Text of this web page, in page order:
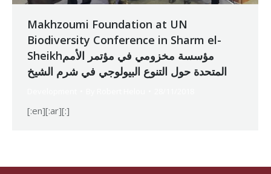
Makhzoumi Foundation at UN
Biodiversity Conference in Sharm el-
Sheikhمؤسسة مخزومي في مؤتمر الأمم
المتحدة حول التنوع البيولوجي في شرم الشيخ
[:en][:ar][:]